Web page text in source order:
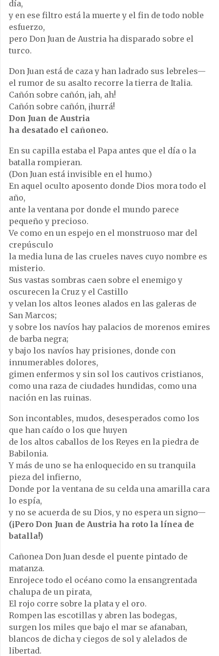
día,
y en ese filtro está la muerte y el fin de todo noble
esfuerzo,
pero Don Juan de Austria ha disparado sobre el
turco.
Don Juan está de caza y han ladrado sus lebreles—
el rumor de su asalto recorre la tierra de Italia.
Cañón sobre cañón, ¡ah, ah!
Cañón sobre cañón, ¡hurrá!
Don Juan de Austria
ha desatado el cañoneo.
En su capilla estaba el Papa antes que el día o la
batalla rompieran.
(Don Juan está invisible en el humo.)
En aquel oculto aposento donde Dios mora todo el
año,
ante la ventana por donde el mundo parece
pequeño y precioso.
Ve como en un espejo en el monstruoso mar del
crepúsculo
la media luna de las crueles naves cuyo nombre es
misterio.
Sus vastas sombras caen sobre el enemigo y
oscurecen la Cruz y el Castillo
y velan los altos leones alados en las galeras de
San Marcos;
y sobre los navíos hay palacios de morenos emires
de barba negra;
y bajo los navíos hay prisiones, donde con
innumerables dolores,
gimen enfermos y sin sol los cautivos cristianos,
como una raza de ciudades hundidas, como una
nación en las ruinas.
Son incontables, mudos, desesperados como los
que han caído o los que huyen
de los altos caballos de los Reyes en la piedra de
Babilonia.
Y más de uno se ha enloquecido en su tranquila
pieza del infierno,
Donde por la ventana de su celda una amarilla cara
lo espía,
y no se acuerda de su Dios, y no espera un signo—
(¡Pero Don Juan de Austria ha roto la línea de
batalla!)
Cañonea Don Juan desde el puente pintado de
matanza.
Enrojece todo el océano como la ensangrentada
chalupa de un pirata,
El rojo corre sobre la plata y el oro.
Rompen las escotillas y abren las bodegas,
surgen los miles que bajo el mar se afanaban,
blancos de dicha y ciegos de sol y alelados de
libertad.